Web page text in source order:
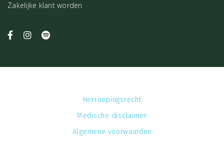
Zakelijke klant worden
Herroepingsrecht
Medische disclaimer
Algemene voorwaarden